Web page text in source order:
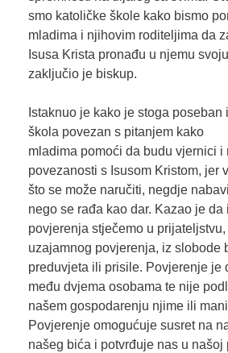
smo katoličke škole kako bismo
mladima i njihovim roditeljima da
Isusa Krista pronađu u njemu
zaključio je biskup.
Istaknuo je kako je stoga poseban
škola povezan s pitanjem kako
mladima pomoći da budu vjernici i
povezanosti s Isusom Kristom, jer
što se može naručiti, negdje
nego se rađa kao dar. Kazao je da
povjerenja stječemo u
uzajamnog povjerenja, iz slobode
preduvjeta ili prisile. Povjerenje je
među dvjema osobama te nije
našem gospodarenju njime ili
Povjerenje omogućuje susret na
našeg bića i potvrđuje nas u našoj